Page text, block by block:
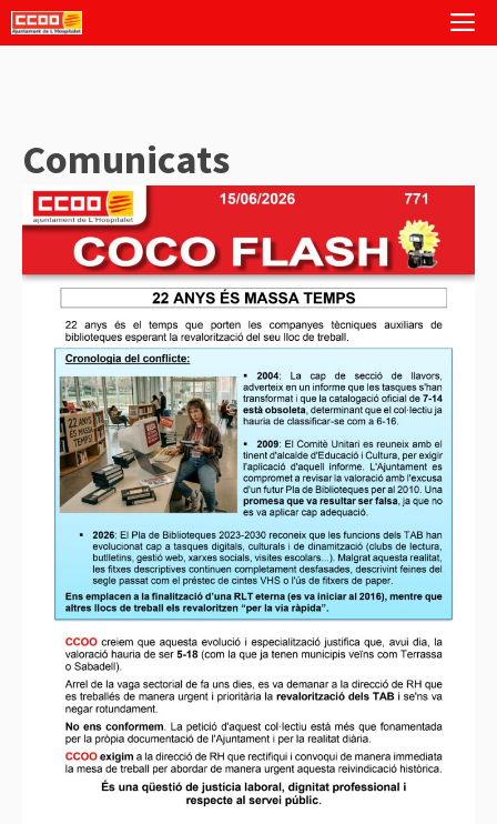
Vés
al
Comunicats